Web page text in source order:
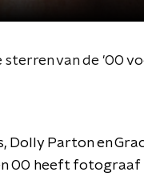
van de '00
Dolly Parton en
00 heeft fotograaf